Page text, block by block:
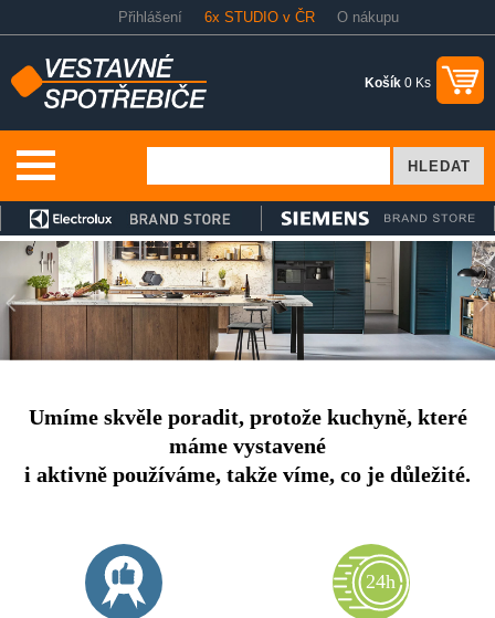
Přihlášení 6x STUDIO v ČR O nákupu
Košík 0 Ks
Umíme skvěle poradit, protože kuchyně, které
máme vystavené
i aktivně používáme, takže víme, co je důležité.